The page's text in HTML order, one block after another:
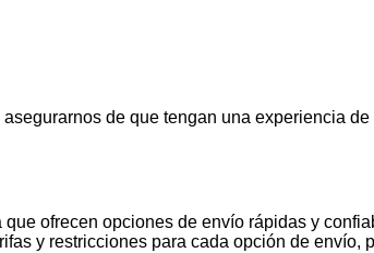
de que tengan una experiencia
ofrecen opciones de envío rápidas y
y restricciones para cada opción de envío,